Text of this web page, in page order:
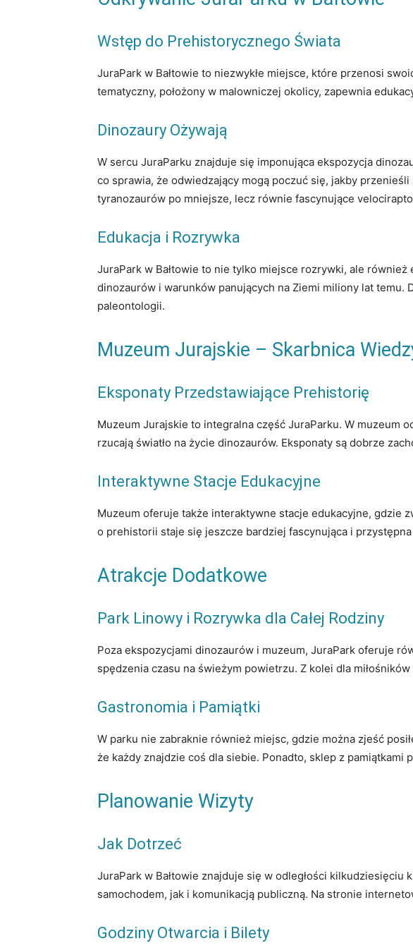
Wstęp do Prehistorycznego Świata
JuraPark w Bałtowie to niezwykłe miejsce, które przenosi
tematyczny, położony w malowniczej okolicy, zapewnia
Dinozaury Ożywają
W sercu JuraParku znajduje się imponująca ekspozycja
co sprawia, że odwiedzający mogą poczuć się, jakby
tyranozaurów po mniejsze, lecz równie fascynujące
Edukacja i Rozrywka
JuraPark w Bałtowie to nie tylko miejsce rozrywki, ale
dinozaurów i warunków panujących na Ziemi miliony lat
paleontologii.
Muzeum Jurajskie – Skarbnica
Eksponaty Przedstawiające Prehistorię
Muzeum Jurajskie to integralna część JuraParku. W muzeum
rzucają światło na życie dinozaurów. Eksponaty są dobrze
Interaktywne Stacje Edukacyjne
Muzeum oferuje także interaktywne stacje edukacyjne, gdzie
o prehistorii staje się jeszcze bardziej fascynująca i
Atrakcje Dodatkowe
Park Linowy i Rozrywka dla Całej Rodziny
Poza ekspozycjami dinozaurów i muzeum, JuraPark oferuje
spędzenia czasu na świeżym powietrzu. Z kolei dla
Gastronomia i Pamiątki
W parku nie zabraknie również miejsc, gdzie można zjeść
że każdy znajdzie coś dla siebie. Ponadto, sklep z
Planowanie Wizyty
Jak Dotrzeć
JuraPark w Bałtowie znajduje się w odległości
samochodem, jak i komunikacją publiczną. Na stronie
Godziny Otwarcia i Bilety